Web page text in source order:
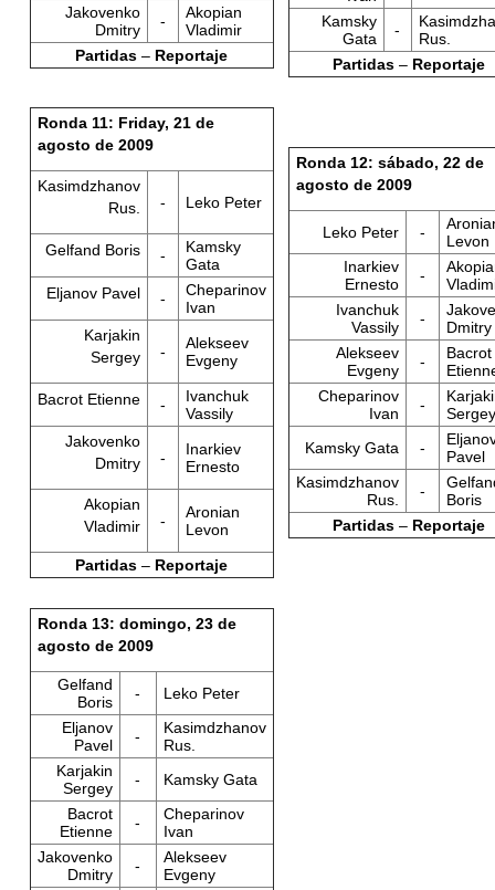
Jakovenko
Dmitry
-
Akopian
Vladimir
Partidas – Reportaje
Kamsky
Gata
-
Rus.
Partidas– Reportaje
Ronda 11: Friday, 21 de
agosto de 2009
Kasimdzhanov
Rus.
- Leko Peter
Gelfand Boris -
Kamsky
Gata
Eljanov Pavel
-
Cheparinov
Ivan
Karjakin
Sergey
-
Alekseev
Evgeny
Bacrot Etienne -
Ivanchuk
Vassily
Jakovenko
Dmitry
-
Inarkiev
Ernesto
Akopian
Vladimir
-
Aronian
Levon
Partidas – Reportaje
Ronda 12: sábado, 22 de
agosto de 2009
Leko Peter -
Levon
Inarkiev
Ernesto
-
Ivanchuk
Vassily
-
Dmitry
Alekseev
Evgeny
-
Bacrot
Cheparinov
Ivan
-
Sergey
Kamsky Gata
-
Pavel
Kasimdzhanov
Rus.
-
Boris
Partidas– Reportaje
Ronda 13: domingo, 23 de
agosto de 2009
Gelfand
Boris
-
Leko Peter
Eljanov
Pavel
-
Kasimdzhanov
Rus.
Karjakin
Sergey
-
Kamsky Gata
Bacrot
Etienne
-
Cheparinov
Ivan
Jakovenko
Dmitry
-
Alekseev
Evgeny